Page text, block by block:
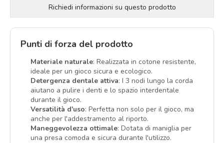
Richiedi informazioni su questo prodotto
Punti di forza del prodotto
Materiale naturale: Realizzata in cotone resistente,
ideale per un gioco sicura e ecologico.
Detergenza dentale attiva: I 3 nodi lungo la corda
aiutano a pulire i denti e lo spazio interdentale
durante il gioco.
Versatilità d'uso: Perfetta non solo per il gioco, ma
anche per l'addestramento al riporto.
Maneggevolezza ottimale: Dotata di maniglia per
una presa comoda e sicura durante l'utilizzo.